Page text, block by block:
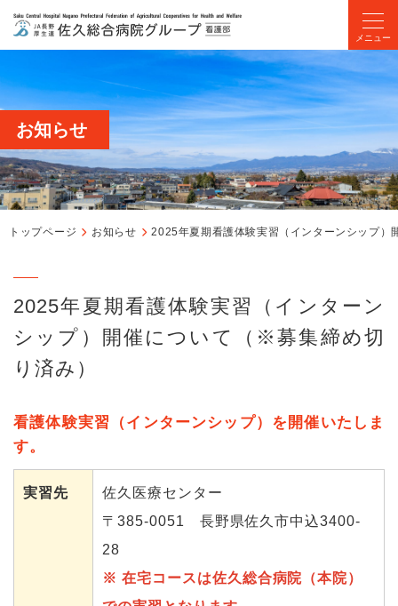
メニュー
お知らせ
トップページ お知らせ 2025年夏期看護体験実習（インターンシップ
2025年夏期看護体験実習（インターン
シップ）開催について（※募集締め切
り済み）
看護体験実習（インターンシップ）を開催いたしま
す。
実習先
佐久医療センター
〒385-0051 長野県佐久市中込3400-
28
※ 在宅コースは佐久総合病院（本院）